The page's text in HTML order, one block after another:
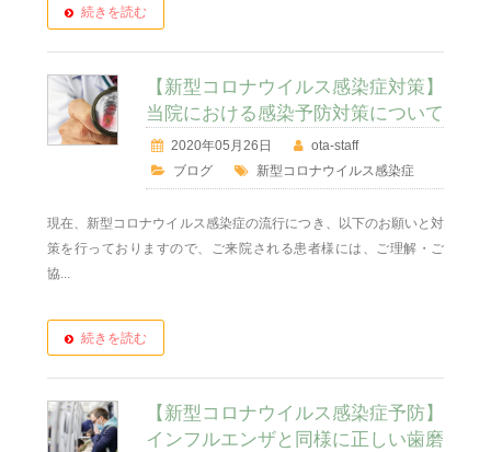
続きを読む
【新型コロナウイルス感染症対策】
当院における感染予防対策について
2020年05月26日
ota-staff
ブログ
新型コロナウイルス感染症
現在、新型コロナウイルス感染症の流行につき、以下のお願いと対
策を行っておりますので、ご来院される患者様には、ご理解・ご
協...
続きを読む
【新型コロナウイルス感染症予防】
インフルエンザと同様に正しい歯磨